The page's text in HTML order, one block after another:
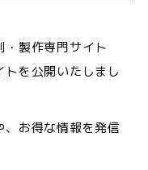
・製作専門サイト
トを公開いたしまし
お得な情報を発信